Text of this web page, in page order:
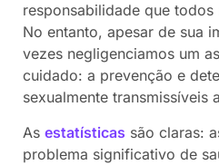
responsabilidade que
No entanto, apesar de sua
vezes negligenciamos um
cuidado: a prevenção e
sexualmente transmissíveis
As estatísticas são claras:
problema significativo de